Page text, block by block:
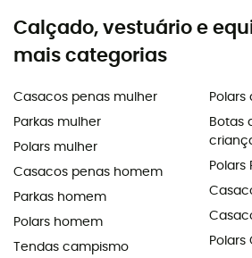
Calçado, vestuário e
mais categorias
Casacos penas mulher
Parkas mulher
Polars mulher
Casacos penas homem
Parkas homem
Polars homem
Tendas campismo
Botas
Polars
Polars